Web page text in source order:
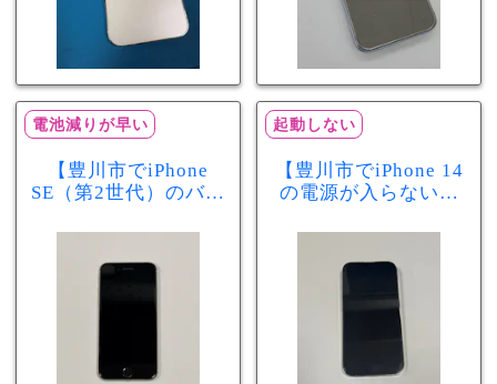
電池減りが早い
【豊川市でiPhone
SE（第2世代）のバッ
スマ豊川店】電池の
減りが早い症状も当
起動しない
【豊川市でiPhone 14
の電源が入らない修
店】バッテリー交換
で復旧するケースも
あります！